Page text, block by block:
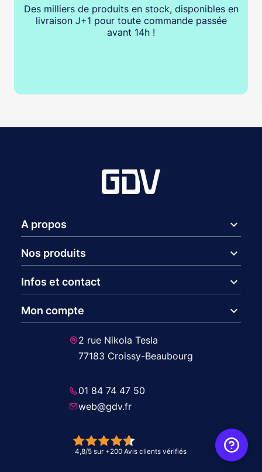
Des milliers de produits en stock, disponibles en
livraison J+1 pour toute commande passée
avant 14h !
A propos expand_more
Nos produits expand_more
Infos et contact expand_more
Mon compte expand_more
2 rue Nikola Tesla
77183 Croissy-Beaubourg
01 84 74 47 50
web@gdv.fr